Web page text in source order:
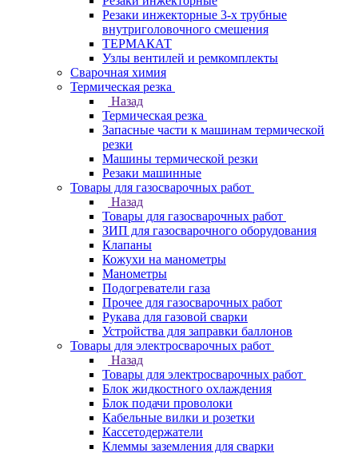
Резаки инжекторные 3-х трубные
внутриголовочного смешения
ТЕРМАКАТ
Узлы вентилей и ремкомплекты
Сварочная химия
Термическая резка
Назад
Термическая резка
Запасные части к машинам термической
резки
Машины термической резки
Резаки машинные
Товары для газосварочных работ
Назад
Товары для газосварочных работ
ЗИП для газосварочного оборудования
Клапаны
Кожухи на манометры
Манометры
Подогреватели газа
Прочее для газосварочных работ
Рукава для газовой сварки
Устройства для заправки баллонов
Товары для электросварочных работ
Назад
Товары для электросварочных работ
Блок жидкостного охлаждения
Блок подачи проволоки
Кабельные вилки и розетки
Кассетодержатели
Клеммы заземления для сварки